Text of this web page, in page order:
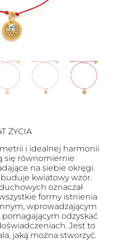
ŻYCIA
i idealnej harmonii
się równomiernie
na siebie okręgi.
kwiatowy wzór.
oznaczał
formy istnienia
wprowadzającym
odzyskać
Jest to
jaką można stworzyć.